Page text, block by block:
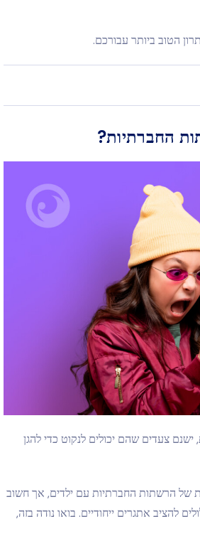
הטוב ביותר עבורכם.
החברתיות?
צעדים שהם יכולים לנקוט כדי להגן
של הרשתות החברתיות עם ילדים, אך חשוב
להציב אתגרים ייחודיים. בואו נודה בזה,